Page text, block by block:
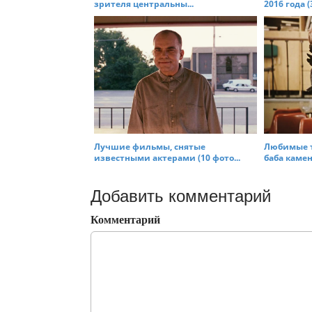
зрителя центральны...
2016 года
Лучшие фильмы, снятые
известными актерами (10 фото...
Любимые
баба
Добавить комментарий
Комментарий